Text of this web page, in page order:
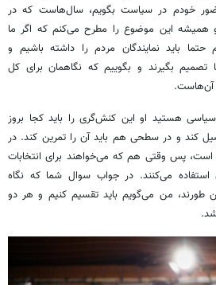
خودم در سیاست بگویم، سال‌هاست که در
این موضوع را مطرح می‌کنم که اگر ما
حتما باید نمایندگان مردم را داشته باشیم و
تصمیم بگیرند و بگوییم که نگاهمان برای کل
آن‌هاست.
هستید او این کنش‌گری را باید کجا بروز
کند و در سطحی هم باید آن‌ را تمرین کند. در
است، پس وقتی هم که می‌خواهند برای انتخابات
می‌کنند. در جواب سوال شما که نگاه
طورند، من می‌گویم باید تقسیم کنیم و هر دو